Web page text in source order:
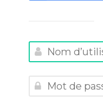
Nom
Mot de passe